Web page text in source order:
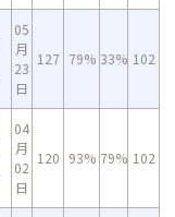
05
月
23
日
127 79% 33% 102
04
月
02
日
120 93% 79% 102